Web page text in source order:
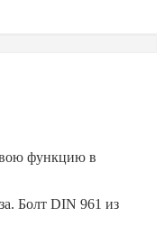
функцию в
Болт DIN 961 из